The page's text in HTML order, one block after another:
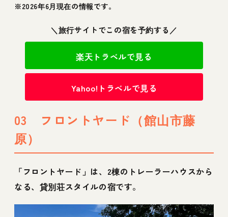
※2026年6月現在の情報です。
＼旅行サイトでこの宿を予約する／
楽天トラベルで見る
Yahoo!トラベルで見る
03 フロントヤード（館山市藤
原）
「フロントヤード」は、2棟のトレーラーハウスから
なる、貸別荘スタイルの宿です。